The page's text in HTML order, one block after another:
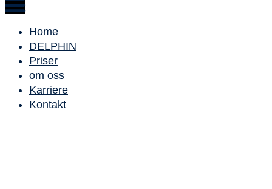
Home
DELPHIN
Priser
om oss
Karriere
Kontakt